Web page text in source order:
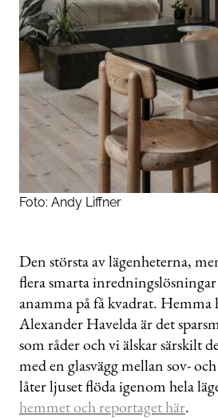
Foto: Andy Liffner
Den största av lägenheterna,
flera smarta
anamma på få kvadrat. Hemma
Alexander Havelda är det
som råder och vi älskar särskilt
med en glasvägg mellan sov-
låter ljuset flöda igenom hela
hemmet och reportaget här.